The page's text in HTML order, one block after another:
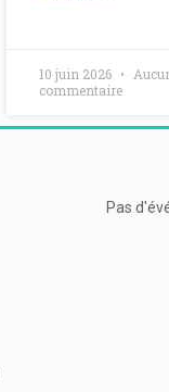
10 juin 2026
commentaire
Pas